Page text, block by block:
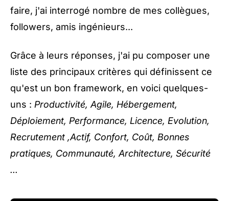
faire, j'ai interrogé nombre de mes collègues,
followers, amis ingénieurs...
Grâce à leurs réponses, j'ai pu composer une
liste des principaux critères qui définissent ce
qu'est un bon framework, en voici quelques-
uns : Productivité, Agile, Hébergement,
Déploiement, Performance, Licence, Evolution,
Recrutement ,Actif, Confort, Coût, Bonnes
pratiques, Communauté, Architecture, Sécurité
...